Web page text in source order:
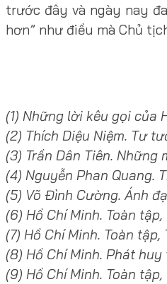
trước đây và ngày nay
hơn” như điều mà Chủ
(1) Những lời kêu gọi của
(2) Thích Diệu Niệm. Tư
(3) Trần Dân Tiên. Những
(4) Nguyễn Phan Quang.
(5) Võ Đình Cường. Ánh
(6) Hồ Chí Minh. Toàn tập,
(7) Hồ Chí Minh. Toàn tập,
(8) Hồ Chí Minh. Phát
(9) Hồ Chí Minh. Toàn